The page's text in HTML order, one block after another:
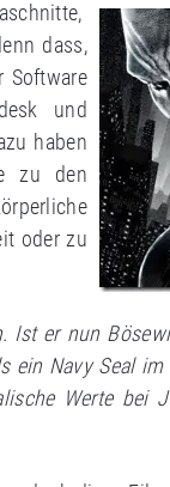
dass,
Software
und
haben
zu den
oder zu
er nun
ein Navy Seal
Werte bei